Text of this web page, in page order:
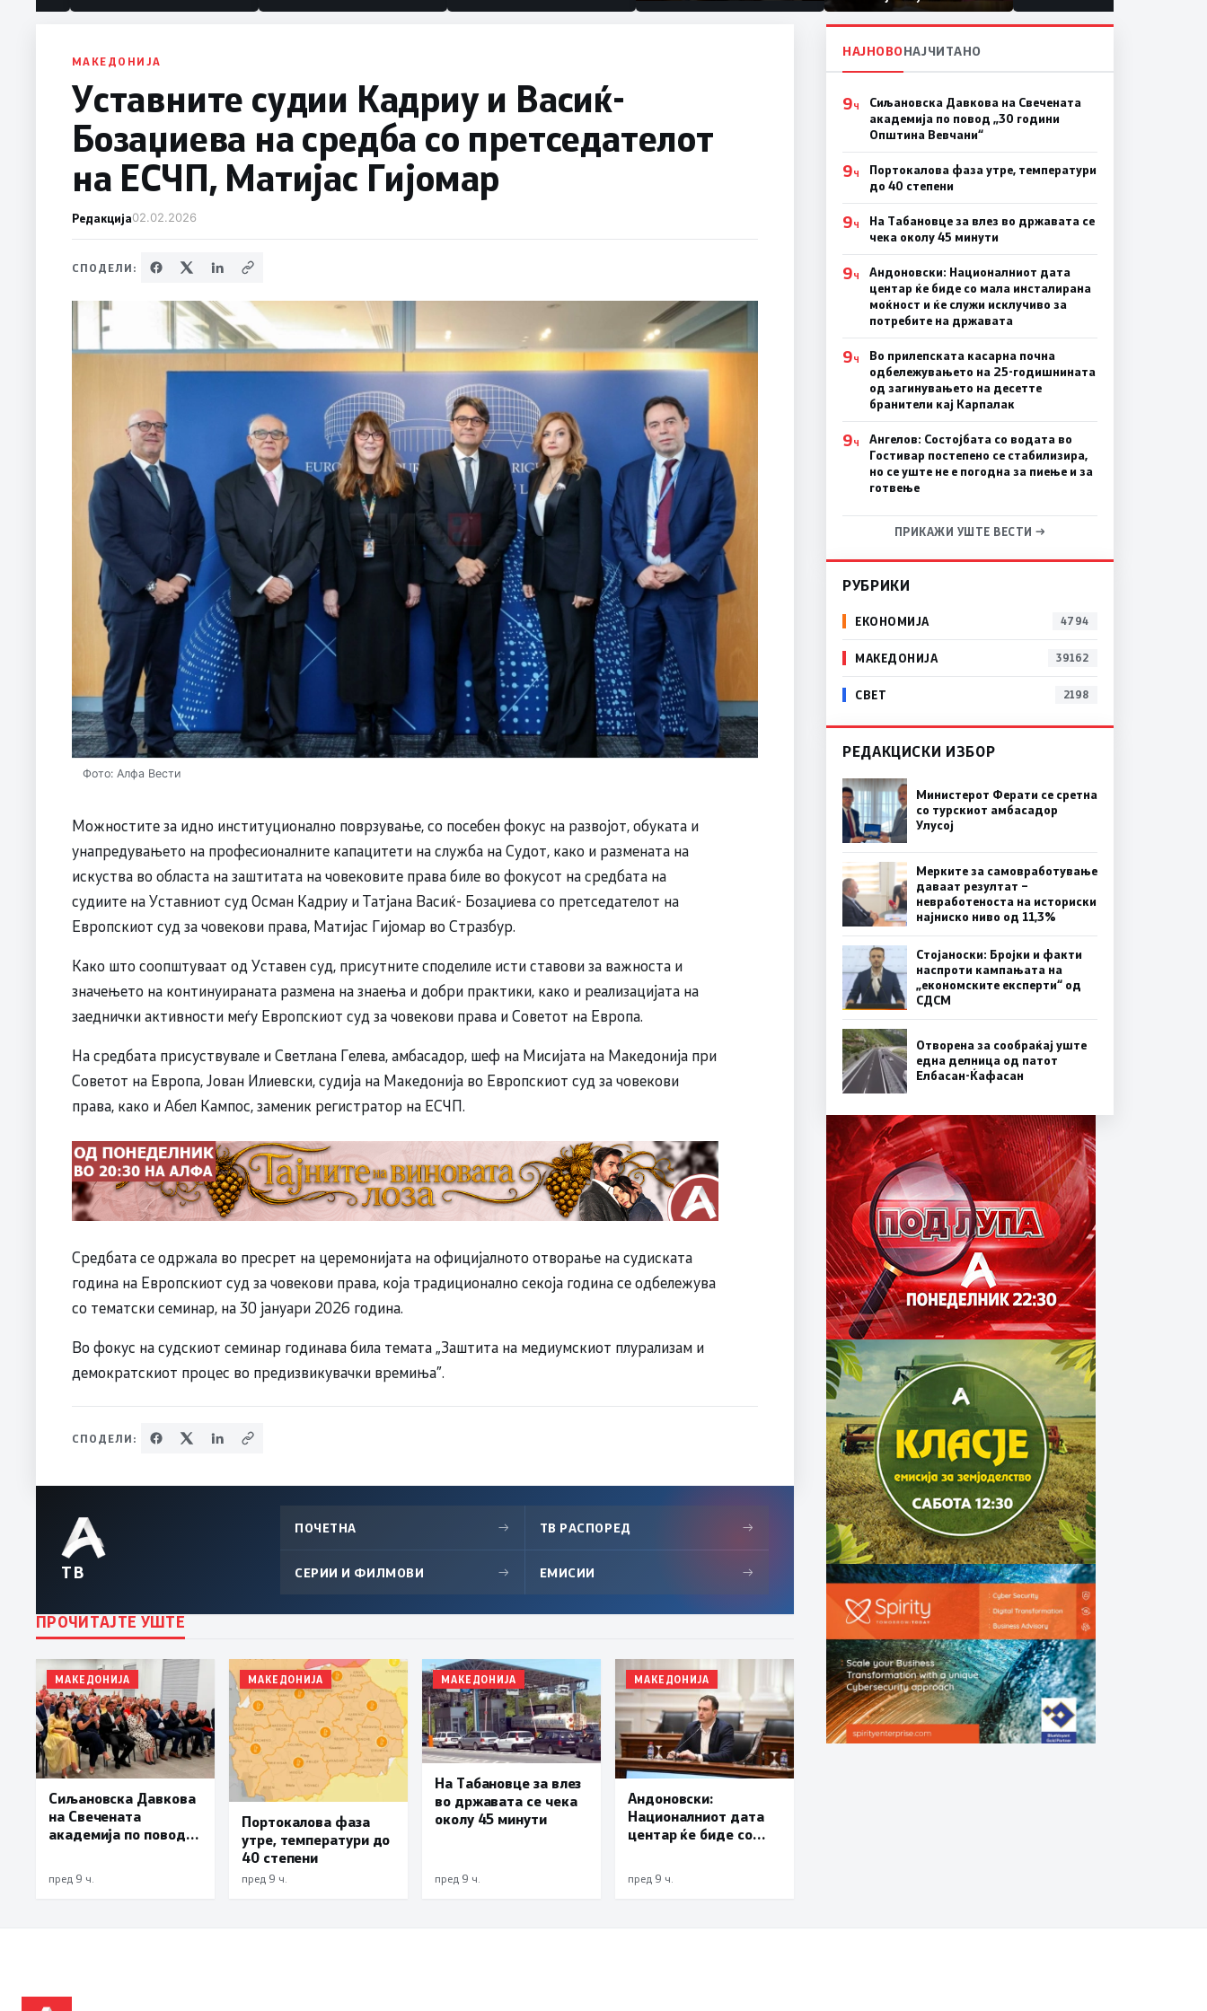
половина тунел во слепа
првачиња помалку
МАКЕДОНИЈА
Уставните судии Кадриу и Васиќ-
Бозаџиева на средба со претседателот
на ЕСЧП, Матијас Гијомар
Редакција02.02.2026
СПОДЕЛИ:
Фото: Алфа Вести
Можностите за идно институционално поврзување, со посебен фокус на развојот, обуката и
унапредувањето на професионалните капацитети на служба на Судот, како и размената на
искуства во областа на заштитата на човековите права биле во фокусот на средбата на
судиите на Уставниот суд Осман Кадриу и Татјана Васиќ- Бозаџиева со претседателот на
Европскиот суд за човекови права, Матијас Гијомар во Стразбур.
Како што соопштуваат од Уставен суд, присутните споделиле исти ставови за важноста и
значењето на континуираната размена на знаења и добри практики, како и реализацијата на
заеднички активности меѓу Европскиот суд за човекови права и Советот на Европа.
На средбата присуствувале и Светлана Гелева, амбасадор, шеф на Мисијата на Македонија при
Советот на Европа, Јован Илиевски, судија на Македонија во Европскиот суд за човекови
права, како и Абел Кампос, заменик регистратор на ЕСЧП.
Средбата се одржала во пресрет на церемонијата на официјалното отворање на судиската
година на Европскиот суд за човекови права, која традиционално секоја година се одбележува
со тематски семинар, на 30 јануари 2026 година.
Во фокус на судскиот семинар годинава била темата „Заштита на медиумскиот плурализам и
демократскиот процес во предизвикувачки времиња”.
СПОДЕЛИ:
ТВ
ПОЧЕТНА → ТВ РАСПОРЕД →
СЕРИИ И ФИЛМОВИ → ЕМИСИИ →
ПРОЧИТАЈТЕ УШТЕ
МАКЕДОНИЈА
Сиљановска Давкова
на Свечената
академија по повод
пред 9 ч.
МАКЕДОНИЈА
Портокалова фаза
утре, температури до
40 степени
пред 9 ч.
МАКЕДОНИЈА
На Табановце за влез
во државата се чека
околу 45 минути
пред 9 ч.
МАКЕДОНИЈА
Андоновски:
Националниот дата
центар ќе биде со
исклучиво за
пред 9 ч.
НАЈНОВОНАЈЧИТАНО
9Ч
Сиљановска Давкова на Свечената
академија по повод „30 години
Општина Вевчани“
9Ч
Портокалова фаза утре, температури
до 40 степени
9Ч
На Табановце за влез во државата се
чека околу 45 минути
9Ч
Андоновски: Националниот дата
центар ќе биде со мала инсталирана
моќност и ќе служи исклучиво за
потребите на државата
9Ч
Во прилепската касарна почна
одбележувањето на 25-годишнината
од загинувањето на десетте
бранители кај Карпалак
9Ч
Ангелов: Состојбата со водата во
Гостивар постепено се стабилизира,
но се уште не е погодна за пиење и за
готвење
ПРИКАЖИ УШТЕ ВЕСТИ →
РУБРИКИ
ЕКОНОМИЈА 4794
МАКЕДОНИЈА 39162
СВЕТ 2198
РЕДАКЦИСКИ ИЗБОР
Министерот Ферати се сретна
со турскиот амбасадор
Улусој
Мерките за самовработување
даваат резултат –
невработеноста на историски
најниско ниво од 11,3%
Стојаноски: Бројки и факти
наспроти кампањата на
„економските експерти“ од
СДСM
Отворена за сообраќај уште
една делница од патот
Елбасан-Ќафасан